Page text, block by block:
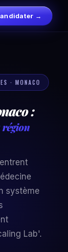
→
· MONACO
:
région
système
Lab'.